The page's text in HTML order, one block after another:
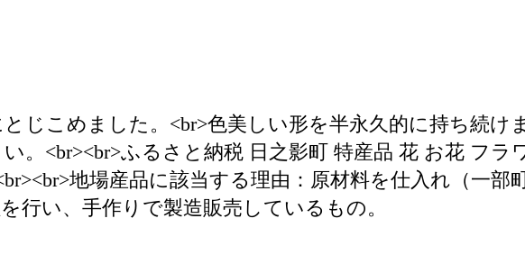
じこめました。<br>色美しい形を半永久的に持ち続け
。<br><br>ふるさと納税 日之影町 特産品 花 お花 フラ
地場産品に該当する理由：原材料を仕入れ（一部
行い、手作りで製造販売しているもの。